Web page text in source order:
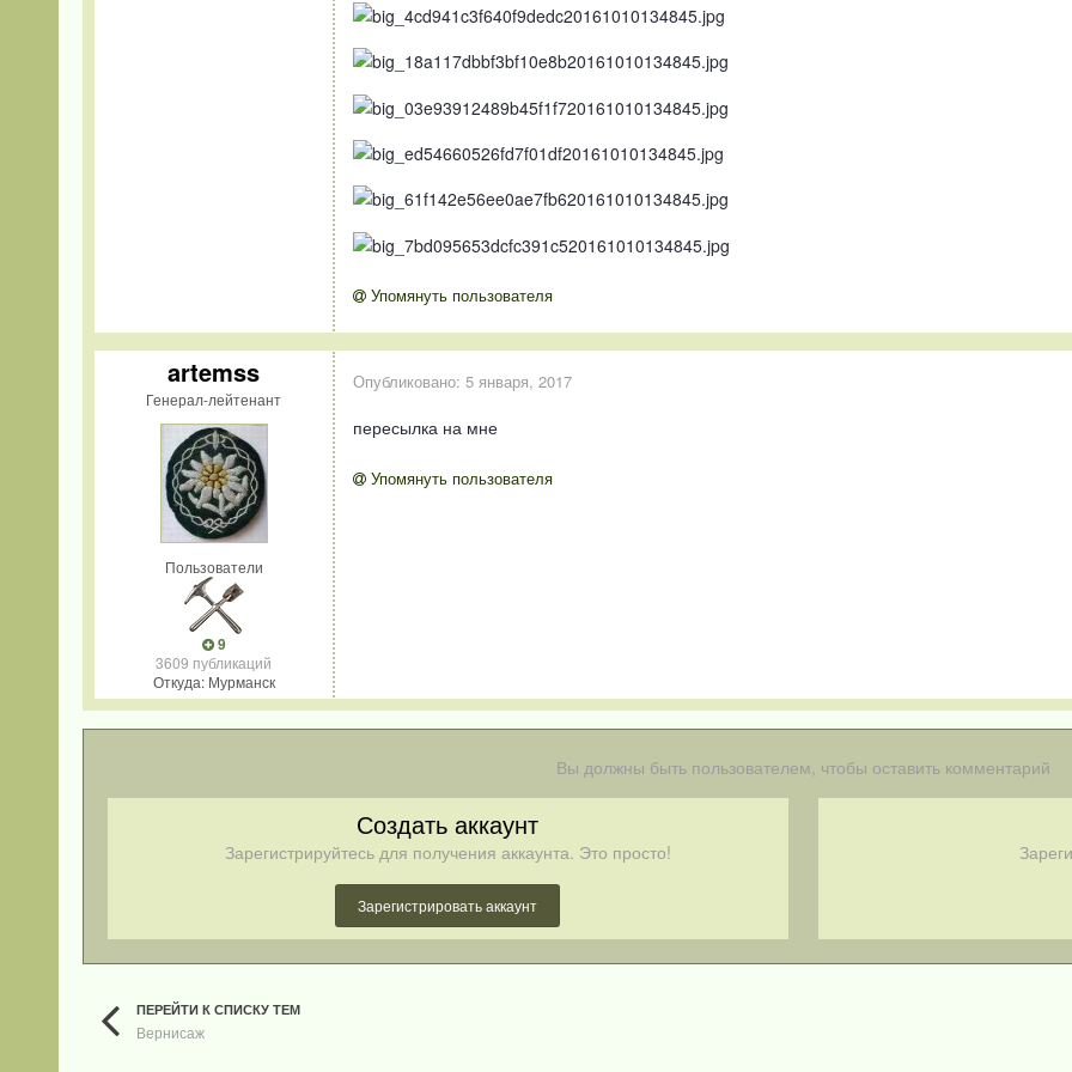
Упомянуть пользователя
artemss
Генерал-лейтенант
Пользователи
9
3609 публикаций
Откуда: Мурманск
Опубликовано: 5 января, 2017
пересылка на мне
Упомянуть пользователя
Вы должны быть пользователем, чтобы оставить комментарий
Создать аккаунт
Зарегистрируйтесь для получения аккаунта. Это просто!
Зарегистрировать аккаунт
ПЕРЕЙТИ К СПИСКУ ТЕМ
Вернисаж